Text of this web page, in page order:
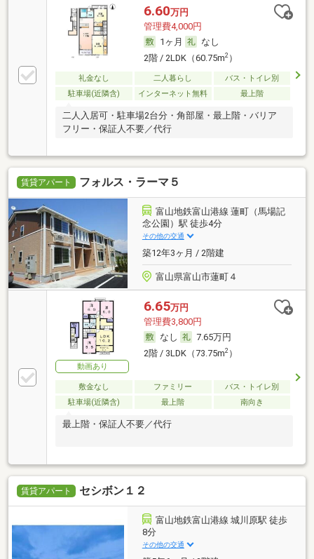
6.60万円
管理費4,000円
1ヶ月
なし
2階 / 2LDK（60.75m2）
礼金なし 二人暮らし
バス・トイレ別
駐車場(近隣含)
インターネット無料 最上階
二人入居可・駐車場2台分・角部屋・最上階・バリア
フリー・保証人不要／代行
賃貸アパート フォルス・ラーマ５
富山地鉄富山港線 蓮町（馬場記
念公園）駅 徒歩4分
その他の交通
築12年3ヶ月 / 2階建
富山県富山市蓮町４
動画あり
6.65万円
管理費3,800円
なし
7.65万円
2階 / 3LDK（73.75m2）
敷金なし ファミリー
バス・トイレ別
駐車場(近隣含)
最上階 南向き
最上階・保証人不要／代行
賃貸アパート セシボン１２
富山地鉄富山港線 城川原駅 徒歩
8分
その他の交通